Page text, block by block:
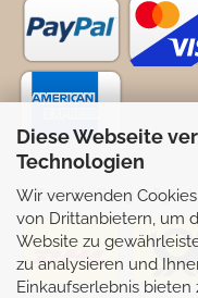
Diese Webseite
Technologien
Wir verwenden
von Drittanbietern, um
Website zu
zu analysieren und
Einkaufserlebnis
Selbstabhollung möglich